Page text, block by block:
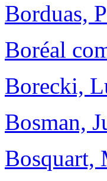
Borduas,
Boréal
Borecki,
Bosman,
Bosquart,